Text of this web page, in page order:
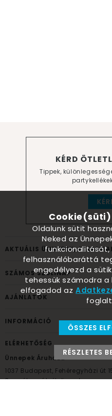
KÉRD
Tippek,
AKTUÁLIS ÜNNEPEK,
SZÁMOS SZÜLINAP
AJÁNLATOK
INFORMÁCIÓ
ELÉRHETŐSÉG
Ünnepek Áruháza
1037 Budapest, Fehéregyházi út
Személyes átvételi pont
Oldalunk sütit
Neked az
felhasználóbaráttá
engedélyezd a
tehessük számodra
elfogadod az
ÖSSZES
RÉSZLETES